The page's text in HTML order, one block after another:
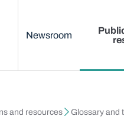
Newsroom
and resources Glossary and